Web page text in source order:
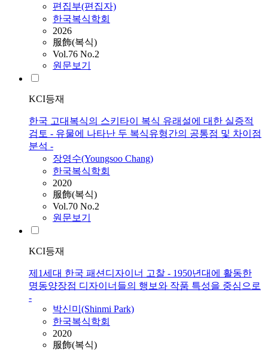
편집부(편집자)
한국복식학회
2026
服飾(복식)
Vol.76 No.2
원문보기
KCI등재
한국 고대복식의 스키타이 복식 유래설에 대한 실증적
검토 - 유물에 나타난 두 복식유형간의 공통점 및 차이점
분석 -
장영수(Youngsoo Chang)
한국복식학회
2020
服飾(복식)
Vol.70 No.2
원문보기
KCI등재
제1세대 한국 패션디자이너 고찰 - 1950년대에 활동한
명동양장점 디자이너들의 행보와 작품 특성을 중심으로
-
박신미(Shinmi Park)
한국복식학회
2020
服飾(복식)